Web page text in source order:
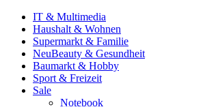
IT & Multimedia
Haushalt & Wohnen
Supermarkt & Familie
NeuBeauty & Gesundheit
Baumarkt & Hobby
Sport & Freizeit
Sale
Notebook